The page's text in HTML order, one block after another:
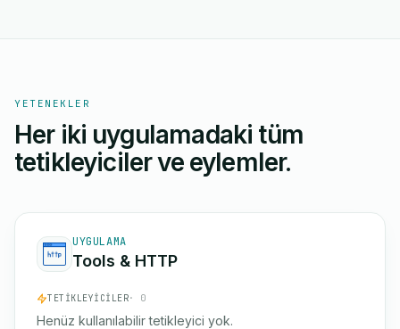
YETENEKLER
Her iki uygulamadaki tüm
tetikleyiciler ve eylemler.
UYGULAMA
Tools & HTTP
TETIKLEYICILER· 0
Henüz kullanılabilir tetikleyici yok.